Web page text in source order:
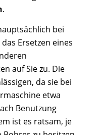
.
bei
Ersetzen eines
auf Sie zu. Die
da sie bei
etwa
Benutzung
ist es ratsam, je